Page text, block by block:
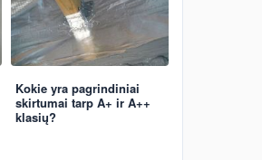
Kokie yra pagrindiniai
skirtumai tarp A+ ir A++
klasių?